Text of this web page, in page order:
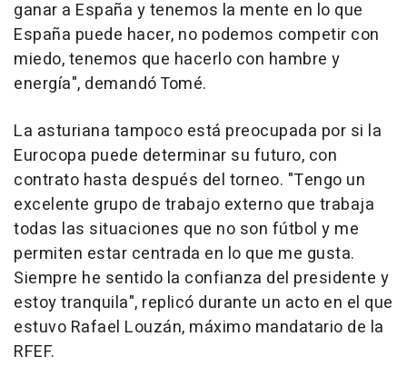
ganar a España y tenemos la mente en lo que
España puede hacer, no podemos competir con
miedo, tenemos que hacerlo con hambre y
energía", demandó Tomé.
La asturiana tampoco está preocupada por si la
Eurocopa puede determinar su futuro, con
contrato hasta después del torneo. "Tengo un
excelente grupo de trabajo externo que trabaja
todas las situaciones que no son fútbol y me
permiten estar centrada en lo que me gusta.
Siempre he sentido la confianza del presidente y
estoy tranquila", replicó durante un acto en el que
estuvo Rafael Louzán, máximo mandatario de la
RFEF.